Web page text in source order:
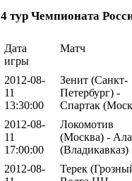
4 тур Чемпионата
Дата
игры
Матч
2012-08-
11
13:30:00
Зенит (Санкт-
Петербург) -
Спартак
2012-08-
11
17:00:00
Локомотив
(Москва) -
(Владикавказ)
2012-08-
Терек